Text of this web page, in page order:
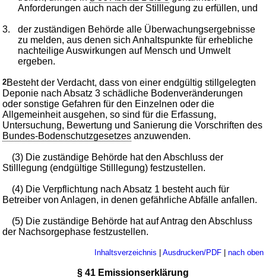
Anforderungen auch nach der Stilllegung zu erfüllen, und
3.
der zuständigen Behörde alle Überwachungsergebnisse
zu melden, aus denen sich Anhaltspunkte für erhebliche
nachteilige Auswirkungen auf Mensch und Umwelt
ergeben.
2Besteht der Verdacht, dass von einer endgültig stillgelegten
Deponie nach Absatz 3 schädliche Bodenveränderungen
oder sonstige Gefahren für den Einzelnen oder die
Allgemeinheit ausgehen, so sind für die Erfassung,
Untersuchung, Bewertung und Sanierung die Vorschriften des
Bundes-Bodenschutzgesetzes anzuwenden.
(3) Die zuständige Behörde hat den Abschluss der
Stilllegung (endgültige Stilllegung) festzustellen.
(4) Die Verpflichtung nach Absatz 1 besteht auch für
Betreiber von Anlagen, in denen gefährliche Abfälle anfallen.
(5) Die zuständige Behörde hat auf Antrag den Abschluss
der Nachsorgephase festzustellen.
Inhaltsverzeichnis Ausdrucken/PDF| nach oben
§ 41 Emissionserklärung